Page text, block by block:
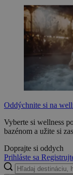
Oddýchnite si na
Vyberte si wellness
bazénom a užite si
Doprajte si oddych
Prihláste sa